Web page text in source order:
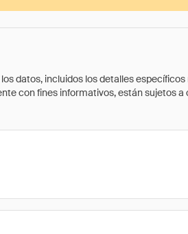
datos, incluidos los detalles
con fines informativos, están sujetos a